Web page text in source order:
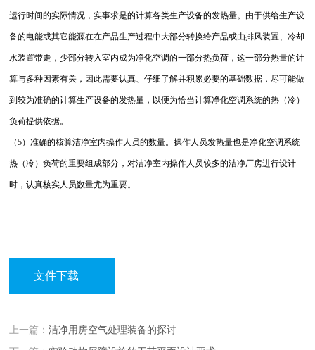
运行时间的实际情况，实事求是的计算各类生产设备的发热量。由于供给生产设
备的电能或其它能源在在产品生产过程中大部分转换给产品或由排风装置、冷却
水装置带走，少部分转入室内成为净化空调的一部分热负荷，这一部分热量的计
算与多种因素有关，因此需要认真、仔细了解并积累必要的基础数据，尽可能做
到较为准确的计算生产设备的发热量，以便为恰当计算净化空调系统的热（冷）
负荷提供依据。
（5）准确的核算洁净室内操作人员的数量。操作人员发热量也是净化空调系统
热（冷）负荷的重要组成部分，对洁净室内操作人员较多的洁净厂房进行设计
时，认真核实人员数量尤为重要。
文件下载
上一篇：洁净用房空气处理装备的探讨